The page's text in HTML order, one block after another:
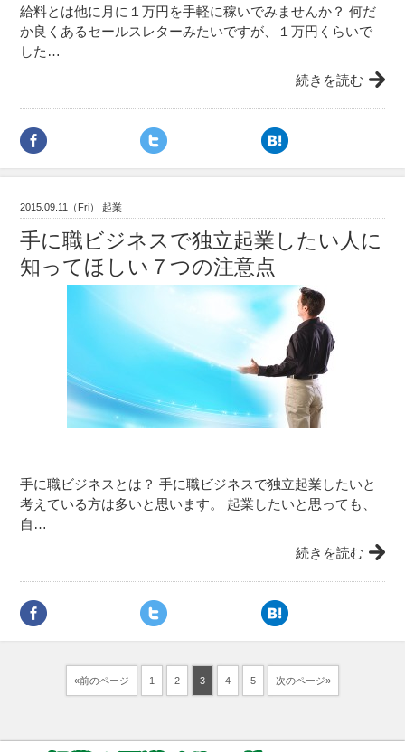
給料とは他に月に１万円を手軽に稼いでみませんか？ 何だ
か良くあるセールスレターみたいですが、１万円くらいで
した…
続きを読む
2015.09.11（Fri） 起業
手に職ビジネスで独立起業したい人に
知ってほしい７つの注意点
手に職ビジネスとは？ 手に職ビジネスで独立起業したいと
考えている方は多いと思います。 起業したいと思っても、
自…
続きを読む
«前のページ 1 2 3 4 5 次のページ»